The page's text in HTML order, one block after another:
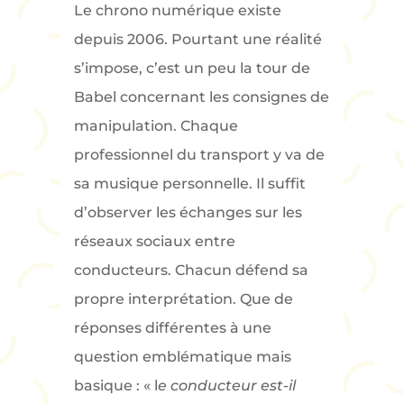
Le chrono numérique existe
depuis 2006. Pourtant une réalité
s’impose, c’est un peu la tour de
Babel concernant les consignes de
manipulation. Chaque
professionnel du transport y va de
sa musique personnelle. Il suffit
d’observer les échanges sur les
réseaux sociaux entre
conducteurs. Chacun défend sa
propre interprétation. Que de
réponses différentes à une
question emblématique mais
basique : « le conducteur est-il